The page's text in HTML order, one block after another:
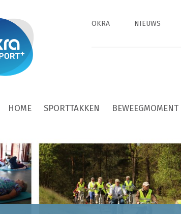
OKRA NIEUWS
HOME SPORTTAKKEN BEWEEGMOMENT